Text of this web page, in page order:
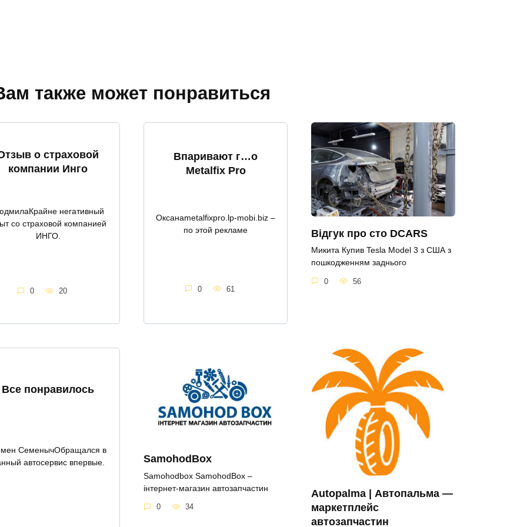
также может понравиться
о страховой
компании Инго
негативный
со страховой компанией
ИНГО.
0 20
Впаривают г…о
Metalfix Pro
Оксанаmetalfixpro.lp-mobi.biz –
по этой рекламе
0 61
Відгук про сто DCARS
Микита Купив Tesla Model 3 з США з
пошкодженням заднього
0 56
Все понравилось
СеменычОбращался в
автосервис впервые.
SamohodBox
Samohodbox SamohodBox –
інтернет-магазин автозапчастин
0 34
Autopalma | Автопальма —
маркетплейс
автозапчастин